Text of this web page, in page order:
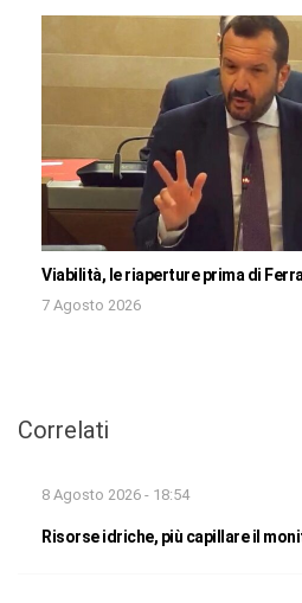
Viabilità, le riaperture prima di
7 Agosto 2026
Correlati
8 Agosto 2026 - 18:54
Risorse idriche, più capillare il